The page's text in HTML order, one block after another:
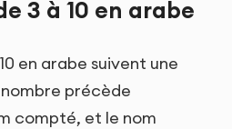
3 à 10 en arabe
en arabe suivent une
précède
compté, et le nom